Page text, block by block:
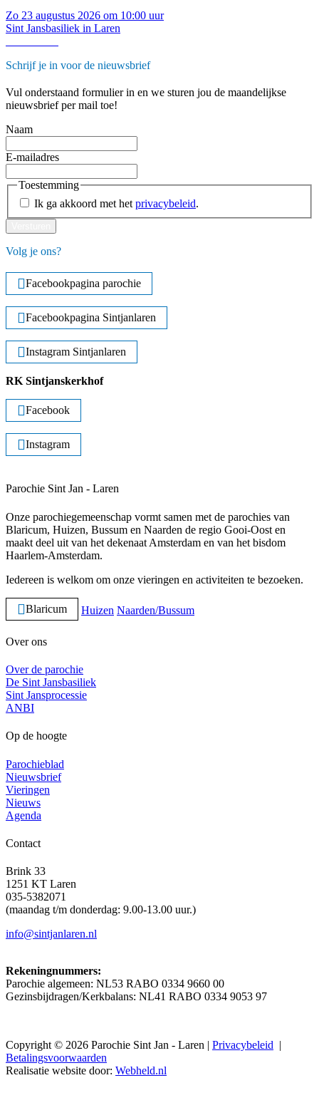
Zo 23 augustus 2026 om 10:00 uur
Sint Jansbasiliek in Laren
Schrijf je in voor de nieuwsbrief
Vul onderstaand formulier in en we sturen jou de maandelijkse
nieuwsbrief per mail toe!
Naam
E-mailadres
Toestemming
Ik ga akkoord met het privacybeleid.
Volg je ons?
Facebookpagina parochie
Facebookpagina Sintjanlaren
Instagram Sintjanlaren
RK Sintjanskerkhof
Facebook
Instagram
Parochie Sint Jan - Laren
Onze parochiegemeenschap vormt samen met de parochies van
Blaricum, Huizen, Bussum en Naarden de regio Gooi-Oost en
maakt deel uit van het dekenaat Amsterdam en van het bisdom
Haarlem-Amsterdam.
Iedereen is welkom om onze vieringen en activiteiten te bezoeken.
Blaricum Huizen Naarden/Bussum
Over ons
Over de parochie
De Sint Jansbasiliek
Sint Jansprocessie
ANBI
Op de hoogte
Parochieblad
Nieuwsbrief
Vieringen
Nieuws
Agenda
Contact
Brink 33
1251 KT Laren
035-5382071
(maandag t/m donderdag: 9.00-13.00 uur.)
info@sintjanlaren.nl
Rekeningnummers:
Parochie algemeen: NL53 RABO 0334 9660 00
Gezinsbijdragen/Kerkbalans: NL41 RABO 0334 9053 97
Copyright © 2026 Parochie Sint Jan - Laren | Privacybeleid |
Betalingsvoorwaarden
Realisatie website door: Webheld.nl